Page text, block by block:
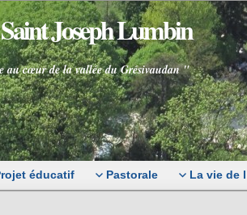
Joseph Lumbin
au cœur de la vallée du Grésivaudan "
éducatif Pastorale La vie de